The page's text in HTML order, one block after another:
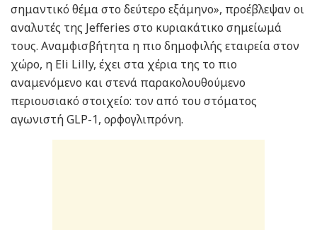
σημαντικό θέμα στο δεύτερο εξάμηνο», προέβλεψαν οι
αναλυτές της Jefferies στο κυριακάτικο σημείωμά
τους. Αναμφισβήτητα η πιο δημοφιλής εταιρεία στον
χώρο, η Eli Lilly, έχει στα χέρια της το πιο
αναμενόμενο και στενά παρακολουθούμενο
περιουσιακό στοιχείο: τον από του στόματος
αγωνιστή GLP-1, ορφογλιπρόνη.